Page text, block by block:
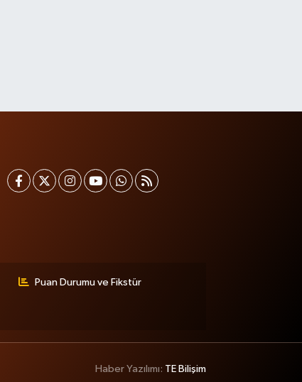
Puan Durumu ve Fikstür
Haber Yazılımı: TE Bilişim